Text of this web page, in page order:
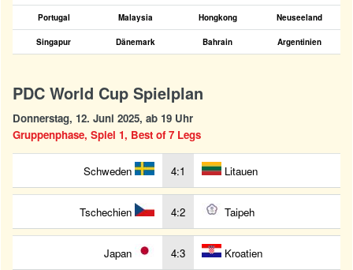
Portugal Malaysia Hongkong Neuseeland
Singapur Dänemark Bahrain Argentinien
PDC World Cup Spielplan
Donnerstag, 12. Juni 2025, ab 19 Uhr
Gruppenphase, Spiel 1, Best of 7 Legs
Schweden 4:1 Litauen
Tschechien 4:2 Taipeh
Japan 4:3 Kroatien